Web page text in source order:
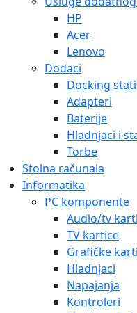
HP
Acer
Lenovo
Dodaci
Docking
Adapteri
Baterije
Hladnjaci i
Torbe
Stolna računala
Informatika
PC komponente
Audio/tv
TV kartice
Grafičke
Hladnjaci
Napajanja
Kontroleri